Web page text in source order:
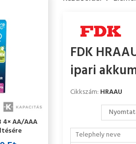
4× AA/AAA
FDK
ipari
Cikkszám: HRAAU
Telephely neve